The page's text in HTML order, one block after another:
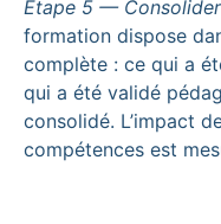
Étape 5 —
formation dispose
complète : ce qui a
qui a été validé
consolidé. L’impact
compétences est